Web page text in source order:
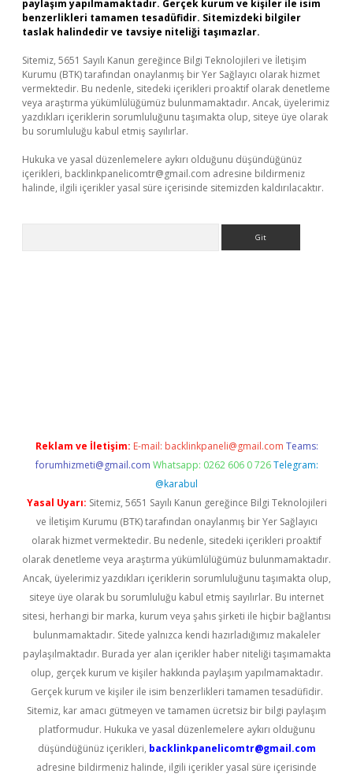
paylaşım yapılmamaktadır. Gerçek kurum ve kişiler ile isim
benzerlikleri tamamen tesadüfidir. Sitemizdeki bilgiler
taslak halindedir ve tavsiye niteliği taşımazlar.
Sitemiz, 5651 Sayılı Kanun gereğince Bilgi Teknolojileri ve İletişim
Kurumu (BTK) tarafından onaylanmış bir Yer Sağlayıcı olarak hizmet
vermektedir. Bu nedenle, sitedeki içerikleri proaktif olarak denetleme
veya araştırma yükümlülüğümüz bulunmamaktadır. Ancak, üyelerimiz
yazdıkları içeriklerin sorumluluğunu taşımakta olup, siteye üye olarak
bu sorumluluğu kabul etmiş sayılırlar.
Hukuka ve yasal düzenlemelere aykırı olduğunu düşündüğünüz
içerikleri, backlinkpanelicomtr@gmail.com adresine bildirmeniz
halinde, ilgili içerikler yasal süre içerisinde sitemizden kaldırılacaktır.
Reklam ve İletişim: E-mail: backlinkpaneli@gmail.com Teams:
forumhizmeti@gmail.com Whatsapp: 0262 606 0 726 Telegram:
@karabul
Yasal Uyarı: Sitemiz, 5651 Sayılı Kanun gereğince Bilgi Teknolojileri
ve İletişim Kurumu (BTK) tarafından onaylanmış bir Yer Sağlayıcı
olarak hizmet vermektedir. Bu nedenle, sitedeki içerikleri proaktif
olarak denetleme veya araştırma yükümlülüğümüz bulunmamaktadır.
Ancak, üyelerimiz yazdıkları içeriklerin sorumluluğunu taşımakta olup,
siteye üye olarak bu sorumluluğu kabul etmiş sayılırlar. Bu internet
sitesi, herhangi bir marka, kurum veya şahıs şirketi ile hiçbir bağlantısı
bulunmamaktadır. Sitede yalnızca kendi hazırladığımız makaleler
paylaşılmaktadır. Burada yer alan içerikler haber niteliği taşımamakta
olup, gerçek kurum ve kişiler hakkında paylaşım yapılmamaktadır.
Gerçek kurum ve kişiler ile isim benzerlikleri tamamen tesadüfidir.
Sitemiz, kar amacı gütmeyen ve tamamen ücretsiz bir bilgi paylaşım
platformudur. Hukuka ve yasal düzenlemelere aykırı olduğunu
düşündüğünüz içerikleri, backlinkpanelicomtr@gmail.com
adresine bildirmeniz halinde, ilgili içerikler yasal süre içerisinde